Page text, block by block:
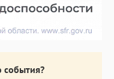
события?